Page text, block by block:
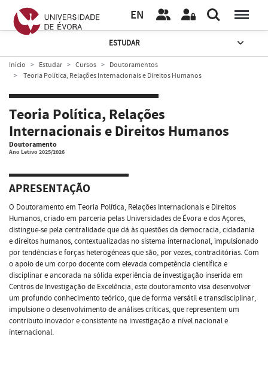
EN
ESTUDAR
Início Estudar Cursos
Doutoramentos
Teoria Política, Relações Internacionais e Direitos Humanos
Teoria Política, Relações
Internacionais e Direitos Humanos
Doutoramento
Ano Letivo 2025/2026
APRESENTAÇÃO
O Doutoramento em Teoria Política, Relações Internacionais e Direitos
Humanos, criado em parceria pelas Universidades de Évora e dos Açores,
distingue-se pela centralidade que dá às questões da democracia, cidadania
e direitos humanos, contextualizadas no sistema internacional, impulsionado
por tendências e forças heterogéneas que são, por vezes, contraditórias. Com
o apoio de um corpo docente com elevada competência científica e
disciplinar e ancorada na sólida experiência de investigação inserida em
Centros de Investigação de Excelência, este doutoramento visa desenvolver
um profundo conhecimento teórico, que de forma versátil e transdisciplinar,
impulsione o desenvolvimento de análises críticas, que representem um
contributo inovador e consistente na investigação a nível nacional e
internacional.